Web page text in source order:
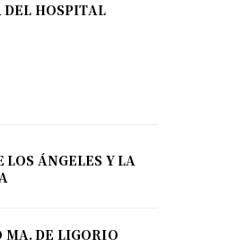
HOSPITAL
LOS ÁNGELES Y LA
MA. DE LIGORIO